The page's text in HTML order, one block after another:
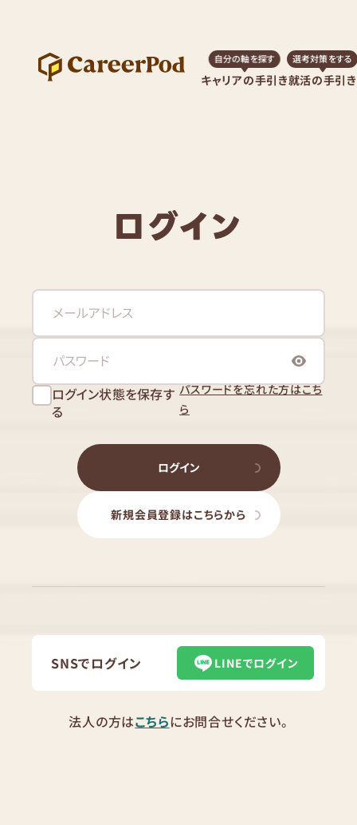
キャリアの手引き
自分の軸を探す
就活の手引き
選考対策をする
ログイン
ログイン状態を保存す
る
パスワードを忘れた方はこち
ら
ログイン
新規会員登録はこちらから
SNSでログイン LINEでログイン
法人の方はこちらにお問合せください。